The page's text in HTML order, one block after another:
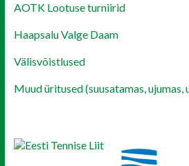
AOTK Lootuse turniirid
Haapsalu Valge Daam
Välisvõistlused
Muud üritused (suusatamas, ujumas,